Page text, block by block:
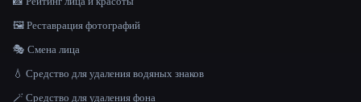
🖼️ Реставрация фотографий
🎭 Смена лица
💧 Средство для удаления водяных знаков
🪄 Средство для удаления фона